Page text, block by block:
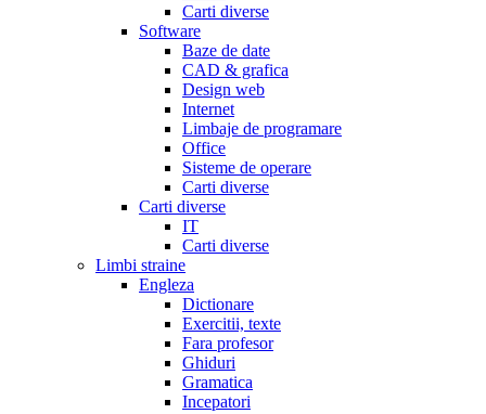
Carti diverse
Software
Baze de date
CAD & grafica
Design web
Internet
Limbaje de programare
Office
Sisteme de operare
Carti diverse
Carti diverse
IT
Carti diverse
Limbi straine
Engleza
Dictionare
Exercitii, texte
Fara profesor
Ghiduri
Gramatica
Incepatori